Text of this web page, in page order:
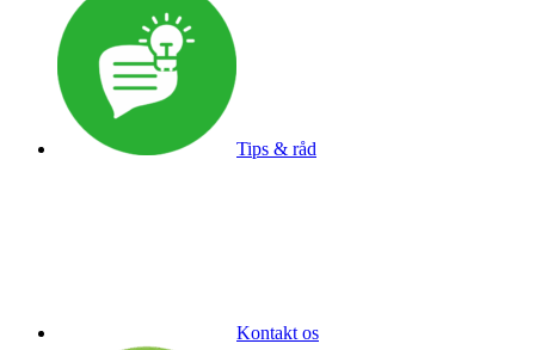
Tips & råd
Kontakt os